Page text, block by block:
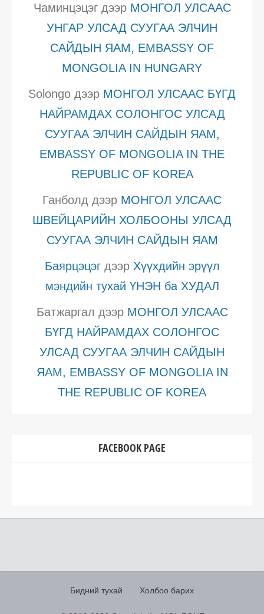
Чаминцэцэгдээр МОНГОЛ УЛСААС
УНГАР УЛСАД СУУГАА ЭЛЧИН
САЙДЫН ЯАМ, EMBASSY OF
MONGOLIA IN HUNGARY
Solongo дээр МОНГОЛ УЛСААС БҮГД
НАЙРАМДАХ СОЛОНГОС УЛСАД
СУУГАА ЭЛЧИН САЙДЫН ЯАМ,
EMBASSY OF MONGOLIA IN THE
REPUBLIC OF KOREA
Ганболд дээр МОНГОЛ УЛСААС
ШВЕЙЦАРИЙН ХОЛБООНЫ УЛСАД
СУУГАА ЭЛЧИН САЙДЫН ЯАМ
Баярцэцэгдээр Хүүхдийн эрүүл
мэндийн тухай ҮНЭН ба ХУДАЛ
Батжаргал дээр МОНГОЛ УЛСААС
БҮГД НАЙРАМДАХ СОЛОНГОС
УЛСАД СУУГАА ЭЛЧИН САЙДЫН
ЯАМ, EMBASSY OF MONGOLIA IN
THE REPUBLIC OF KOREA
FACEBOOK PAGE
Бидний тухай Холбоо барих